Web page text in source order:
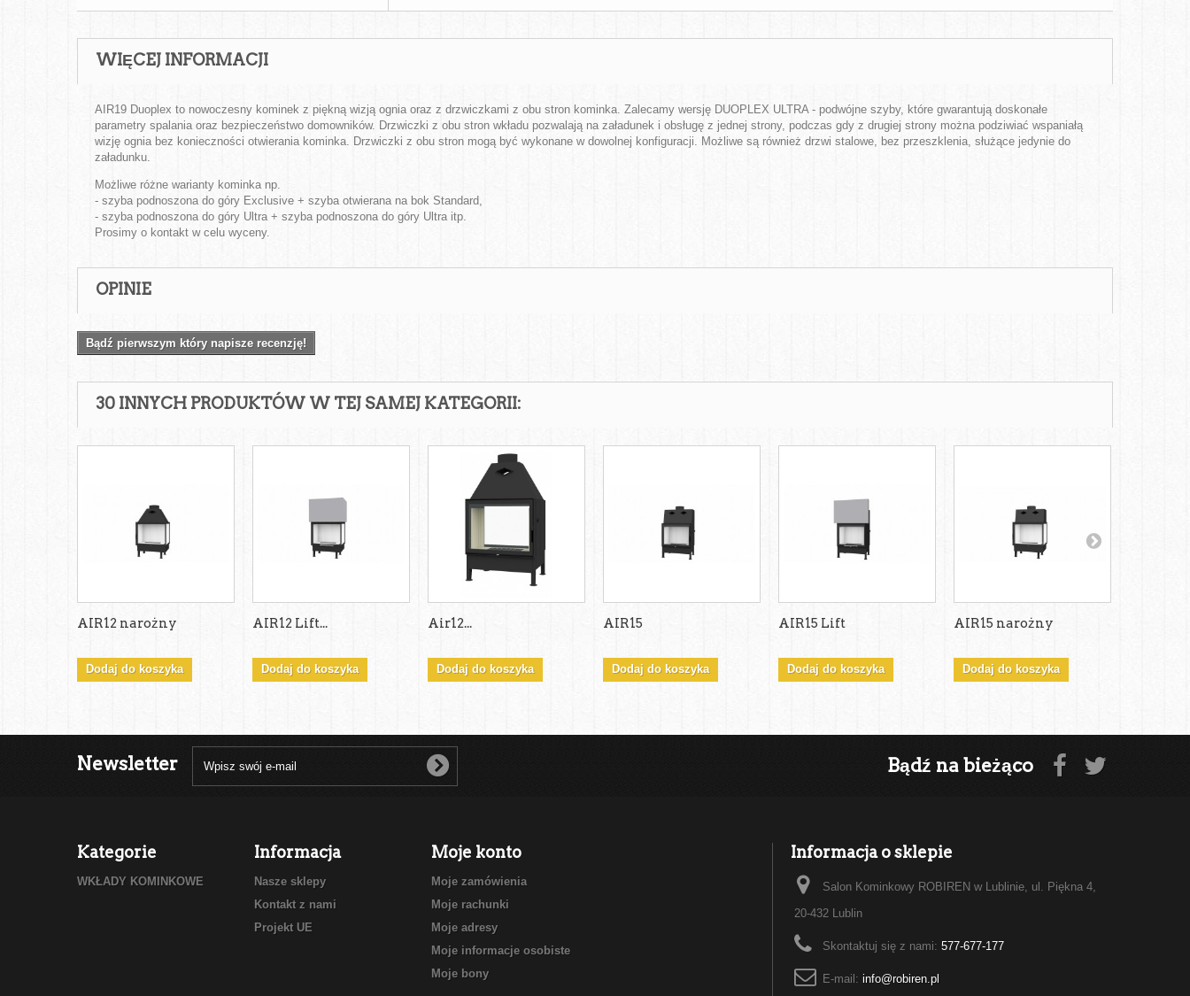
WIĘCEJ INFORMACJI
AIR19 Duoplex to nowoczesny kominek z piękną wizją ognia oraz z drzwiczkami z obu stron kominka. Zalecamy wersję DUOPLEX ULTRA - podwójne szyby, które gwarantują doskonałe
parametry spalania oraz bezpieczeństwo domowników. Drzwiczki z obu stron wkładu pozwalają na załadunek i obsługę z jednej strony, podczas gdy z drugiej strony można podziwiać wspaniałą
wizję ognia bez konieczności otwierania kominka. Drzwiczki z obu stron mogą być wykonane w dowolnej konfiguracji. Możliwe są również drzwi stalowe, bez przeszklenia, służące jedynie do
załadunku.
Możliwe różne warianty kominka np.
- szyba podnoszona do góry Exclusive + szyba otwierana na bok Standard,
- szyba podnoszona do góry Ultra + szyba podnoszona do góry Ultra itp.
Prosimy o kontakt w celu wyceny.
OPINIE
Bądź pierwszym który napisze recenzję!
30 INNYCH PRODUKTÓW W TEJ SAMEJ KATEGORII:
AIR12 narożny
Dodaj do koszyka
AIR12 Lift...
Dodaj do koszyka
Air12...
Dodaj do koszyka
AIR15
Dodaj do koszyka
AIR15 Lift
Dodaj do koszyka
AIR15 narożny
Dodaj do koszyka
Newsletter Bądź na bieżąco
Kategorie
WKŁADY KOMINKOWE
Informacja
Nasze sklepy
Kontakt z nami
Projekt UE
Moje konto
Moje zamówienia
Moje rachunki
Moje adresy
Moje informacje osobiste
Moje bony
Informacja o sklepie
Salon Kominkowy ROBIREN w Lublinie, ul. Piękna 4,
20-432 Lublin
Skontaktuj się z nami: 577-677-177
E-mail: info@robiren.pl